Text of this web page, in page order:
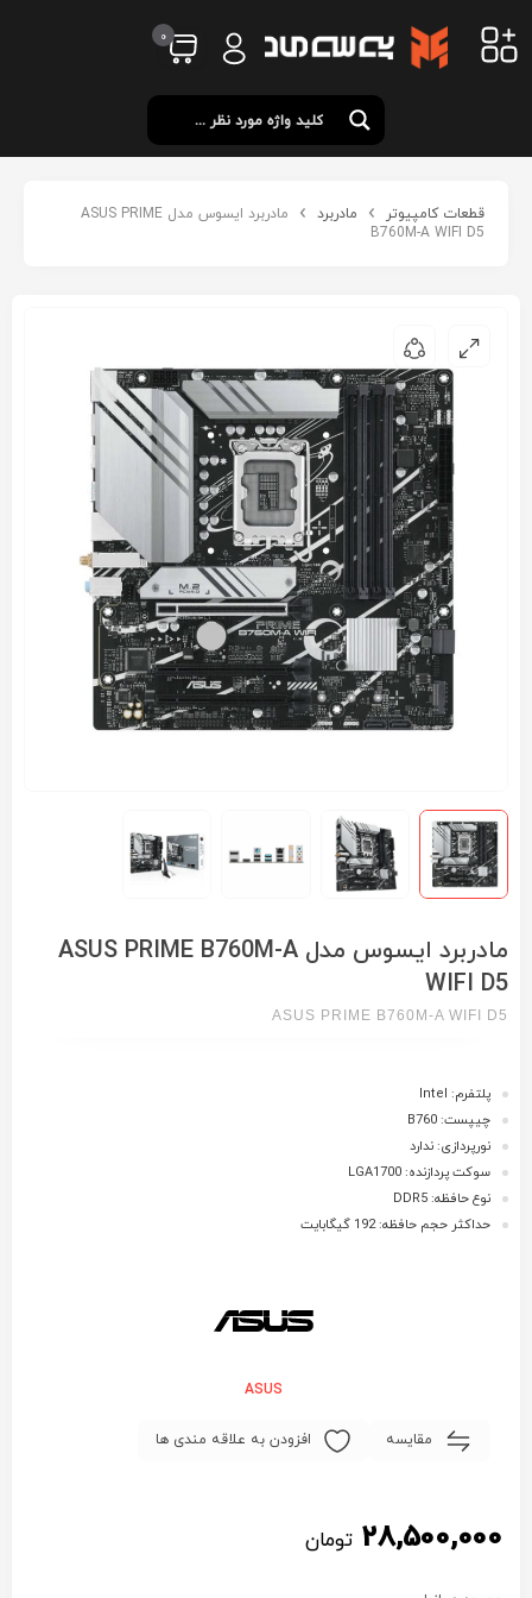
0
قطعات کامپیوتر مادربرد
مادربرد ایسوس مدل ASUS PRIME
B760M-A WIFI D5
مادربرد ایسوس مدل ASUS PRIME B760M-A
WIFI D5
ASUS PRIME B760M-A WIFI D5
پلتفرم: Intel
چیپست: B760
نورپردازی: ندارد
سوکت پردازنده: LGA1700
نوع حافظه: DDR5
حداکثر حجم حافظه: 192 گیگابایت
ASUS
مقایسه افزودن به علاقه مندی ها
28,500,000 تومان